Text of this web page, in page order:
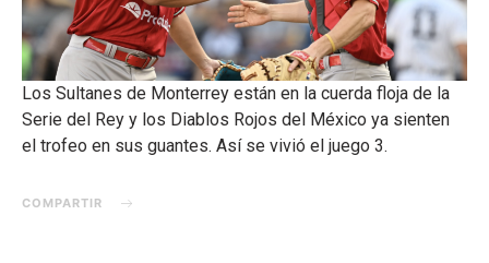
Los Sultanes de Monterrey están en la cuerda floja de la
Serie del Rey y los Diablos Rojos del México ya sienten
el trofeo en sus guantes. Así se vivió el juego 3.
COMPARTIR